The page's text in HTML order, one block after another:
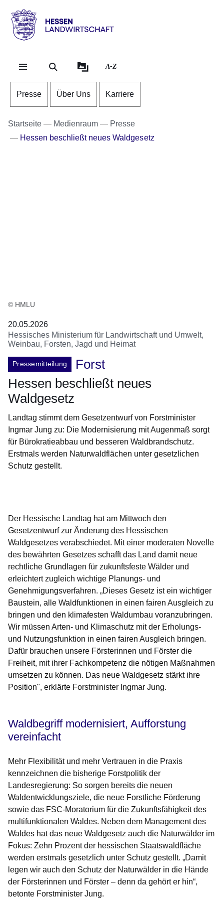
Hessen
Landwirtschaft
A-Z
Presse Über Uns Karriere
Startseite Medienraum
Presse
Hessen beschließt neues Waldgesetz
© HMLU
20.05.2026
Hessisches Ministerium für Landwirtschaft und Umwelt,
Weinbau, Forsten, Jagd und Heimat
Pressemitteilung
Forst
Hessen beschließt neues
Waldgesetz
Landtag stimmt dem Gesetzentwurf von Forstminister
Ingmar Jung zu: Die Modernisierung mit Augenmaß sorgt
für Bürokratieabbau und besseren Waldbrandschutz.
Erstmals werden Naturwaldflächen unter gesetzlichen
Schutz gestellt.
Der Hessische Landtag hat am Mittwoch den
Gesetzentwurf zur Änderung des Hessischen
Waldgesetzes verabschiedet. Mit einer moderaten Novelle
des bewährten Gesetzes schafft das Land damit neue
rechtliche Grundlagen für zukunftsfeste Wälder und
erleichtert zugleich wichtige Planungs- und
Genehmigungsverfahren. „Dieses Gesetz ist ein wichtiger
Baustein, alle Waldfunktionen in einen fairen Ausgleich zu
bringen und den klimafesten Waldumbau voranzubringen.
Wir müssen Arten- und Klimaschutz mit der Erholungs-
und Nutzungsfunktion in einen fairen Ausgleich bringen.
Dafür brauchen unsere Försterinnen und Förster die
Freiheit, mit ihrer Fachkompetenz die nötigen Maßnahmen
umsetzen zu können. Das neue Waldgesetz stärkt ihre
Position", erklärte Forstminister Ingmar Jung.
Waldbegriff modernisiert, Aufforstung
vereinfacht
Mehr Flexibilität und mehr Vertrauen in die Praxis
kennzeichnen die bisherige Forstpolitik der
Landesregierung: So sorgen bereits die neuen
Waldentwicklungsziele, die neue Forstliche Förderung
sowie das FSC-Moratorium für die Zukunftsfähigkeit des
multifunktionalen Waldes. Neben dem Management des
Waldes hat das neue Waldgesetz auch die Naturwälder im
Fokus: Zehn Prozent der hessischen Staatswaldfläche
werden erstmals gesetzlich unter Schutz gestellt. „Damit
legen wir auch den Schutz der Naturwälder in die Hände
der Försterinnen und Förster – denn da gehört er hin“,
betonte Forstminister Jung.